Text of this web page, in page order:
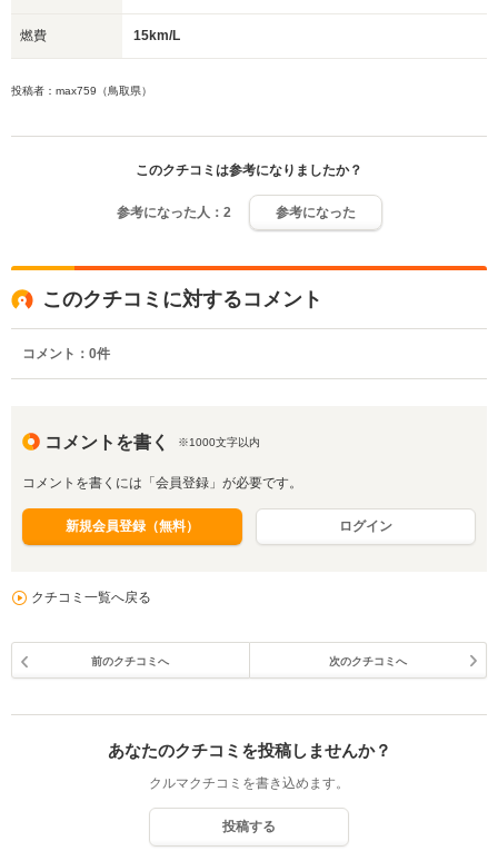
燃費 15km/L
投稿者：max759（鳥取県）
このクチコミは参考になりましたか？
参考になった人： 2 参考になった
このクチコミに対するコメント
コメント： 0件
コメントを書く ※1000文字以内
コメントを書くには「会員登録」が必要です。
新規会員登録（無料） ログイン
クチコミ一覧へ戻る
前のクチコミへ 次のクチコミへ
あなたのクチコミを投稿しませんか？
クルマクチコミを書き込めます。
投稿する